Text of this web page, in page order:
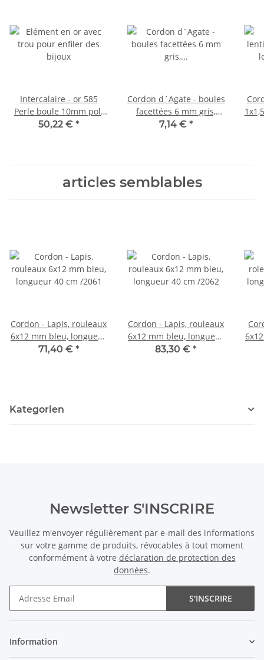
Intercalaire - or 585
Perle boule 10mm poli
/0101
50,22 € *
Cordon d´Agate - boules
facettées 6 mm gris,
longueur 37 cm /1851
7,14 € *
articles semblables
Cordon - Lapis, rouleaux
6x12 mm bleu, longueur
40 cm /2061
71,40 € *
Cordon - Lapis, rouleaux
6x12 mm bleu, longueur
40 cm /2062
83,30 € *
Kategorien
Newsletter S'INSCRIRE
Veuillez m'envoyer régulièrement par e-mail des informations
sur votre gamme de produits, révocables à tout moment
conformément à votre déclaration de protection des
données.
S'INSCRIRE
Information